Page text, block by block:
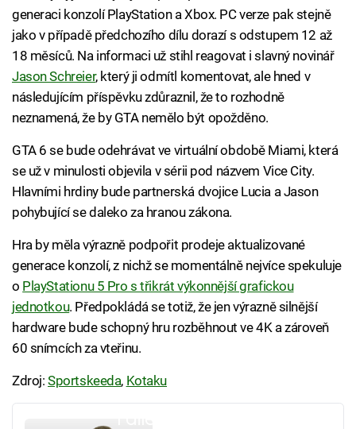
generaci konzolí PlayStation a Xbox. PC verze pak stejně
jako v případě předchozího dílu dorazí s odstupem 12 až
18 měsíců. Na informaci už stihl reagovat i slavný novinář
Jason Schreier, který ji odmítl komentovat, ale hned v
následujícím příspěvku zdůraznil, že to rozhodně
neznamená, že by GTA nemělo být opožděno.
GTA 6 se bude odehrávat ve virtuální obdobě Miami, která
se už v minulosti objevila v sérii pod názvem Vice City.
Hlavními hrdiny bude partnerská dvojice Lucia a Jason
pohybující se daleko za hranou zákona.
Hra by měla výrazně podpořit prodeje aktualizované
generace konzolí, z nichž se momentálně nejvíce spekuluje
o PlayStationu 5 Pro s třikrát výkonnější grafickou
jednotkou. Předpokládá se totiž, že jen výrazně silnější
hardware bude schopný hru rozběhnout ve 4K a zároveň
60 snímcích za vteřinu.
Zdroj:Sportskeeda, Kotaku